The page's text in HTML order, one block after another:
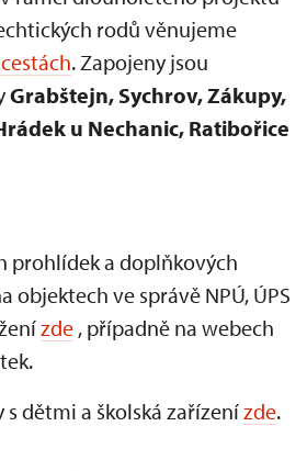
rodů věnujeme
. Zapojeny jsou
Grabštejn, Sychrov, Zákupy,
u Nechanic, Ratibořice
prohlídek a doplňkových
ve správě NPÚ, ÚPS
zde , případně na webech
dětmi a školská zařízenízde.